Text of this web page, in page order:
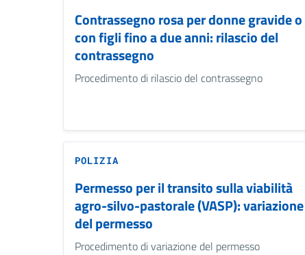
Contrassegno rosa per donne gravide o
con figli fino a due anni: rilascio del
contrassegno
Procedimento di rilascio del contrassegno
POLIZIA
Permesso per il transito sulla viabilità
agro-silvo-pastorale (VASP): variazione
del permesso
Procedimento di variazione del permesso